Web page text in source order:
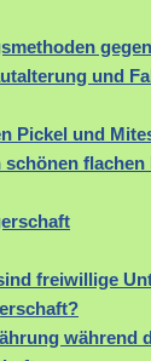
und
Pickel und
schönen flachen
freiwillige
während